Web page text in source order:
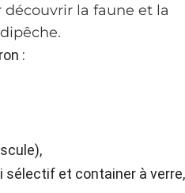
la faune et la
:
sélectif et container à verre,